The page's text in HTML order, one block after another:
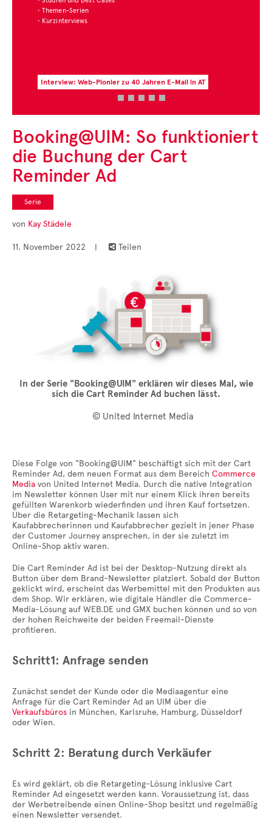
Web-Pionier zu 40 Jahren E-Mail in AT
Booking@UIM: So funktioniert
die Buchung der Cart
Reminder Ad
Serie
von Kay Städele
11. November 2022 |  Teilen
In der Serie "Booking@UIM" erklären wir dieses Mal, wie
sich die Cart Reminder Ad buchen lässt.
© United Internet Media
Diese Folge von "Booking@UIM" beschäftigt sich mit der Cart
Reminder Ad, dem neuen Format aus dem Bereich Commerce
Media von United Internet Media. Durch die native Integration
im Newsletter können User mit nur einem Klick ihren bereits
gefüllten Warenkorb wiederfinden und ihren Kauf fortsetzen.
Über die Retargeting-Mechanik lassen sich
Kaufabbrecherinnen und Kaufabbrecher gezielt in jener Phase
der Customer Journey ansprechen, in der sie zuletzt im
Online-Shop aktiv waren.
Die Cart Reminder Ad ist bei der Desktop-Nutzung direkt als
Button über dem Brand-Newsletter platziert. Sobald der Button
geklickt wird, erscheint das Werbemittel mit den Produkten aus
dem Shop. Wir erklären, wie digitale Händler die Commerce-
Media-Lösung auf WEB.DE und GMX buchen können und so von
der hohen Reichweite der beiden Freemail-Dienste
profitieren.
Schritt1: Anfrage senden
Zunächst sendet der Kunde oder die Mediaagentur eine
Anfrage für die Cart Reminder Ad an UIM über die
Verkaufsbüros in München, Karlsruhe, Hamburg, Düsseldorf
oder Wien.
Schritt 2: Beratung durch Verkäufer
Es wird geklärt, ob die Retargeting-Lösung inklusive Cart
Reminder Ad eingesetzt werden kann. Voraussetzung ist, dass
der Werbetreibende einen Online-Shop besitzt und regelmäßig
einen Newsletter versendet.